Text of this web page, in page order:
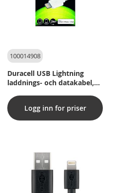
100014908
Duracell USB Lightning
laddnings- och datakabel,
Logg inn for priser